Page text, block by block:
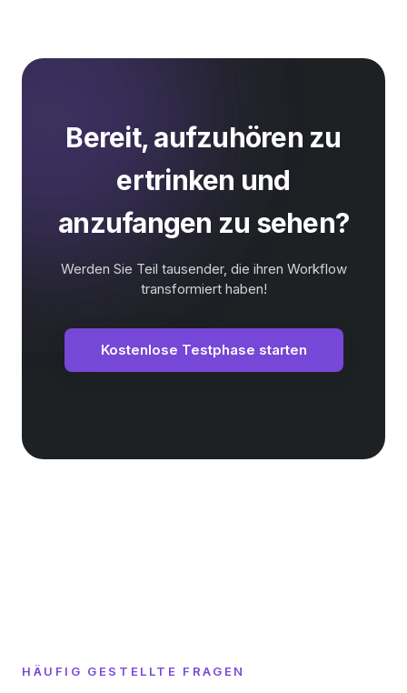
Bereit, aufzuhören zu
ertrinken und
anzufangen zu sehen?
Werden Sie Teil tausender, die ihren Workflow
transformiert haben!
Kostenlose Testphase starten
HÄUFIG GESTELLTE FRAGEN